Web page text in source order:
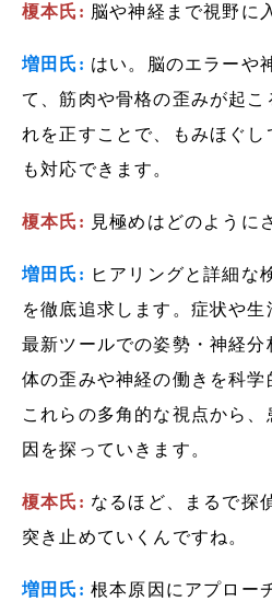
榎本氏: 脳や神経まで視野に
増田氏: はい。脳のエラーや
て、筋肉や骨格の歪みが起こ
れを正すことで、もみほぐし
も対応できます。
榎本氏: 見極めはどのように
増田氏: ヒアリングと詳細な
を徹底追求します。症状や生
最新ツールでの姿勢・神経
体の歪みや神経の働きを科学
これらの多角的な視点から
因を探っていきます。
榎本氏: なるほど、まるで探
突き止めていくんですね。
増田氏: 根本原因にアプロー